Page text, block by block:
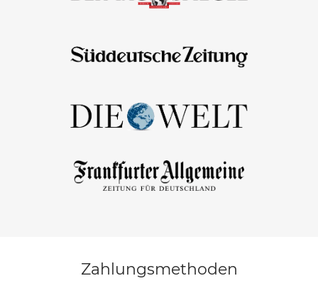
Zahlungsmethoden